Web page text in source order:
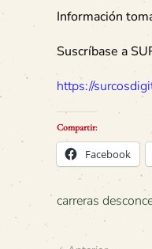
Información
Suscríbase a
https://
Compartir:
Facebook
carreras